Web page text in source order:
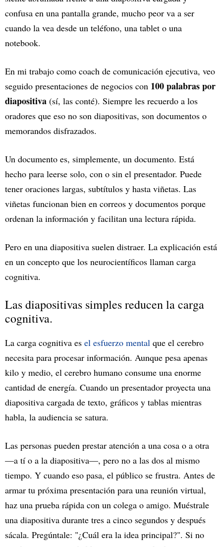
confusa en una pantalla grande, mucho peor va a ser
cuando la vea desde un teléfono, una tablet o una
notebook.
En mi trabajo como coach de comunicación ejecutiva, veo
seguido presentaciones de negocios con 100 palabras por
diapositiva (sí, las conté). Siempre les recuerdo a los
oradores que eso no son diapositivas, son documentos o
memorandos disfrazados.
Un documento es, simplemente, un documento. Está
hecho para leerse solo, con o sin el presentador. Puede
tener oraciones largas, subtítulos y hasta viñetas. Las
viñetas funcionan bien en correos y documentos porque
ordenan la información y facilitan una lectura rápida.
Pero en una diapositiva suelen distraer. La explicación está
en un concepto que los neurocientíficos llaman carga
cognitiva.
Las diapositivas simples reducen la carga
cognitiva.
La carga cognitiva es el esfuerzo mental que el cerebro
necesita para procesar información. Aunque pesa apenas
kilo y medio, el cerebro humano consume una enorme
cantidad de energía. Cuando un presentador proyecta una
diapositiva cargada de texto, gráficos y tablas mientras
habla, la audiencia se satura.
Las personas pueden prestar atención a una cosa o a otra
—a tí o a la diapositiva—, pero no a las dos al mismo
tiempo. Y cuando eso pasa, el público se frustra. Antes de
armar tu próxima presentación para una reunión virtual,
haz una prueba rápida con un colega o amigo. Muéstrale
una diapositiva durante tres a cinco segundos y después
sácala. Pregúntale: "¿Cuál era la idea principal?". Si no